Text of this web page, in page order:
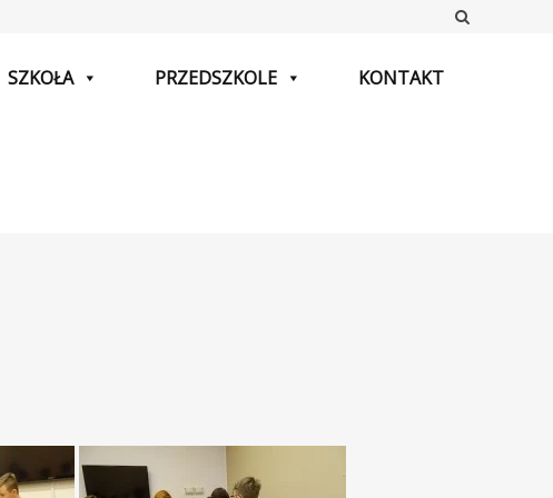
SZKOŁA PRZEDSZKOLE KONTAKT